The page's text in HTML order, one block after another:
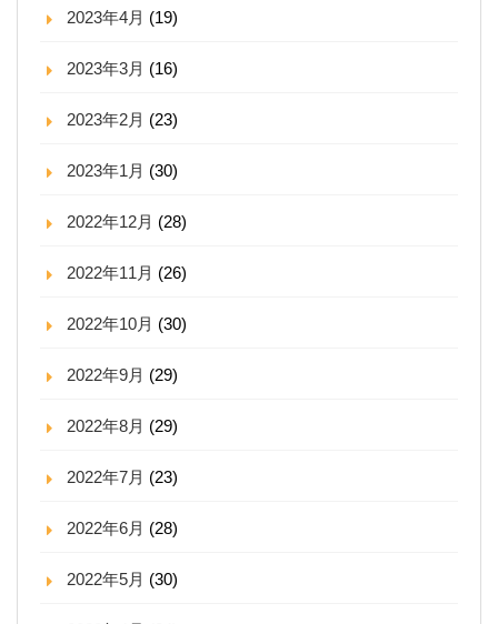
2023年4月 (19)
2023年3月 (16)
2023年2月 (23)
2023年1月 (30)
2022年12月 (28)
2022年11月 (26)
2022年10月 (30)
2022年9月 (29)
2022年8月 (29)
2022年7月 (23)
2022年6月 (28)
2022年5月 (30)